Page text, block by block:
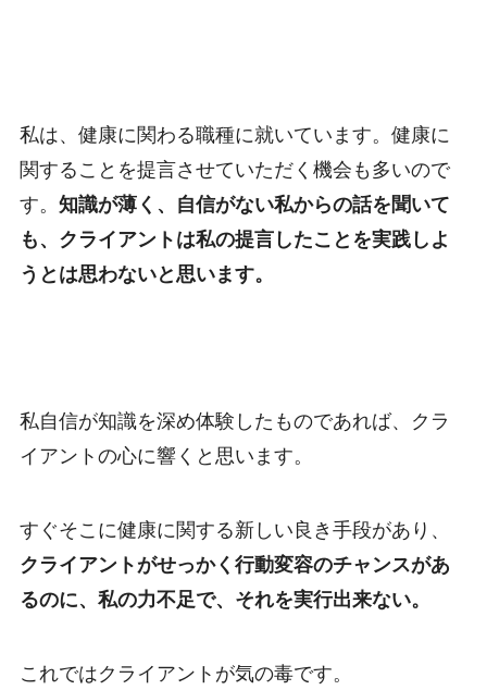
私は、健康に関わる職種に就いています。健康に
関することを提言させていただく機会も多いので
す。 知識が薄く、自信がない私からの話を聞いて
も、クライアントは私の提言したことを実践しよ
うとは思わないと思います。
私自信が知識を深め体験したものであれば、クラ
イアントの心に響くと思います。
すぐそこに健康に関する新しい良き手段があり、
クライアントがせっかく行動変容のチャンスがあ
るのに、私の力不足で、それを実行出来ない。
これではクライアントが気の毒です。